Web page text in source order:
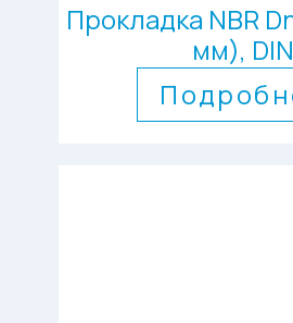
Прокладка NBR
мм), DIN